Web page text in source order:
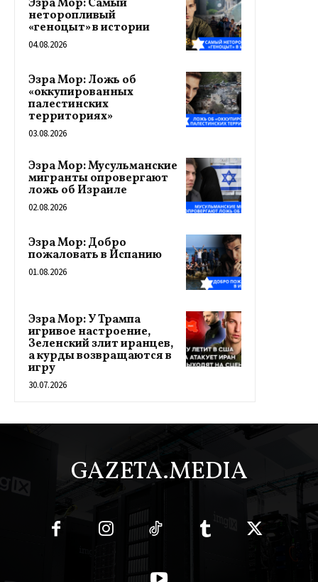
Эзра Мор: Самый
неторопливый
«геноцыт» в истории
04.08.2026
Эзра Мор: Ложь об
«оккупированных
палестинских
территориях»
03.08.2026
Эзра Мор: Мусульманские
мигранты опровергают
ложь об Израиле
02.08.2026
Эзра Мор: Добро
пожаловать в Испанию
01.08.2026
Эзра Мор: У Трампа
игривое настроение,
Зеленский злит иранцев,
а курды возвращаются в
игру
30.07.2026
GAZETA.MEDIA